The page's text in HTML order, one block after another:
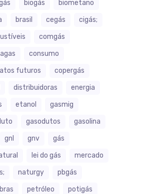
biogás
biometano
brasil cegás
cigás;
comgás
consumo
futuros
copergás
distribuidoras
energia
etanol
gasmig
gasodutos
gasolina
gnl gnv
gás
lei do gás
mercado
naturgy
pbgás
petróleo
potigás